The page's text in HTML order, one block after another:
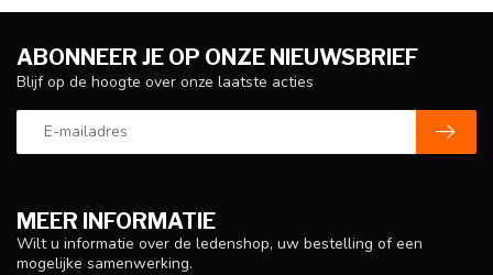
MEER INFORMATIE
Wilt u informatie over de ledenshop, uw bestelling of een
mogelijke samenwerking.
ABONNEER JE OP ONZE NIEUWSBRIEF
Blijf op de hoogte over onze laatste acties